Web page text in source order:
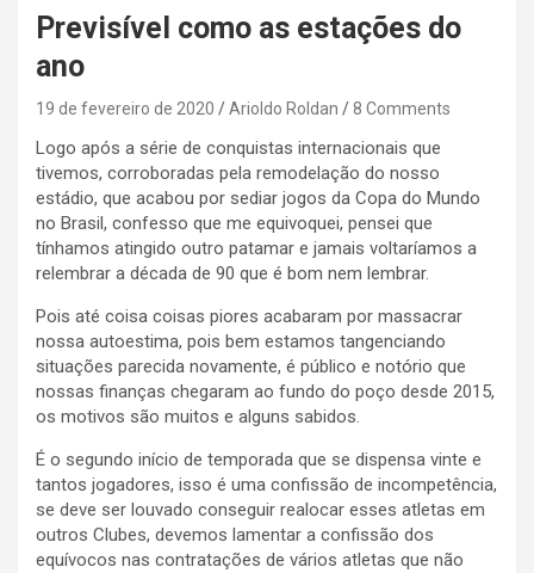
Previsível como as estações do
ano
19 de fevereiro de 2020 Arioldo Roldan 8 Comments
Logo após a série de conquistas internacionais que
tivemos, corroboradas pela remodelação do nosso
estádio, que acabou por sediar jogos da Copa do Mundo
no Brasil, confesso que me equivoquei, pensei que
tínhamos atingido outro patamar e jamais voltaríamos a
relembrar a década de 90 que é bom nem lembrar.
Pois até coisa coisas piores acabaram por massacrar
nossa autoestima, pois bem estamos tangenciando
situações parecida novamente, é público e notório que
nossas finanças chegaram ao fundo do poço desde 2015,
os motivos são muitos e alguns sabidos.
É o segundo início de temporada que se dispensa vinte e
tantos jogadores, isso é uma confissão de incompetência,
se deve ser louvado conseguir realocar esses atletas em
outros Clubes, devemos lamentar a confissão dos
equívocos nas contratações de vários atletas que não